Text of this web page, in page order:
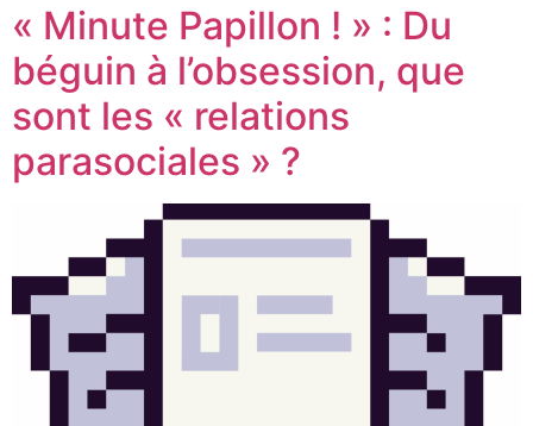
« Minute Papillon ! » : Du
béguin à l’obsession, que
sont les « relations
parasociales » ?